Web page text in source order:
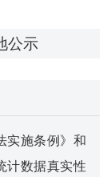
公示
施条例》和
计数据真实性